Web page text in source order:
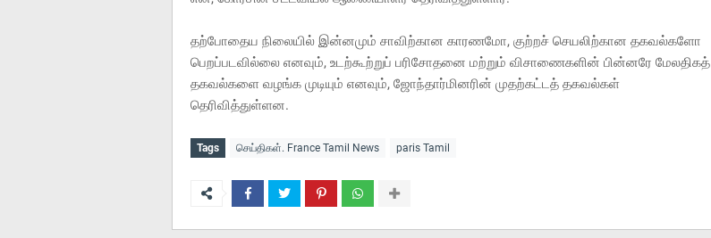
தற்போதைய நிலையில் இன்னமும் சாவிற்கான காரணமோ, குற்றச் செயலிற்கான தகவல்களோ
பெறப்படவில்லை எனவும், உடற்கூற்றுப் பரிசோதனை மற்றும் விசாணைகளின் பின்னரே மேலதிகத்
தகவல்களை வழங்க முடியும் எனவும், ஜோந்தார்மினரின் முதற்கட்டத் தகவல்கள்
தெரிவித்துள்ளன.
Tags செய்திகள். France Tamil News paris Tamil